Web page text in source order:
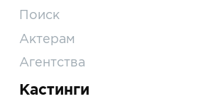
Поиск
Актерам
Агентства
Кастинги